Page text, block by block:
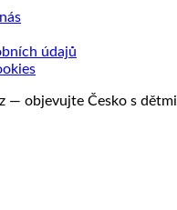
údajů
— objevujte Česko s dětmi